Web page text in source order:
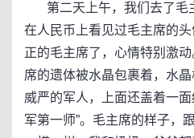
第二天上午，我们去了毛
在人民币上看见过毛主席的
正的毛主席了，心情特别激
席的遗体被水晶包裹着，水
威严的军人，上面还盖着一
军第一师”。毛主席的样子，